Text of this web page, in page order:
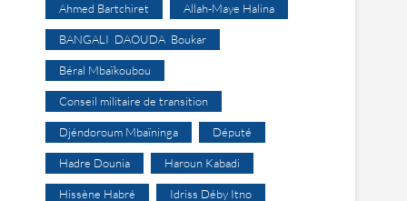
Ahmed Bartchiret Allah-Maye Halina
BANGALI DAOUDA Boukar
Béral Mbaïkoubou
Conseil militaire de transition
Djéndoroum Mbaïninga Député
Hadre Dounia Haroun Kabadi
Hissène Habré Idriss Déby Itno